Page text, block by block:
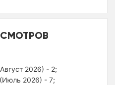
2026) - 2;
2026) - 7;